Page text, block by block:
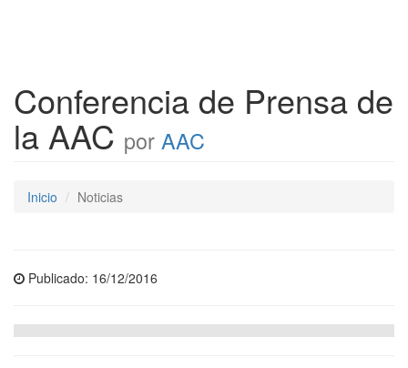
Conferencia de Prensa de
la AAC por AAC
Inicio Noticias
Publicado: 16/12/2016